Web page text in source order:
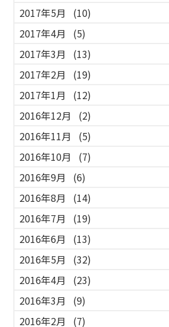
2017年5月
(10)
2017年4月
(5)
2017年3月
(13)
2017年2月
(19)
2017年1月
(12)
2016年12月
(2)
2016年11月
(5)
2016年10月
(7)
2016年9月
(6)
2016年8月
(14)
2016年7月
(19)
2016年6月
(13)
2016年5月
(32)
2016年4月
(23)
2016年3月
(9)
2016年2月
(7)